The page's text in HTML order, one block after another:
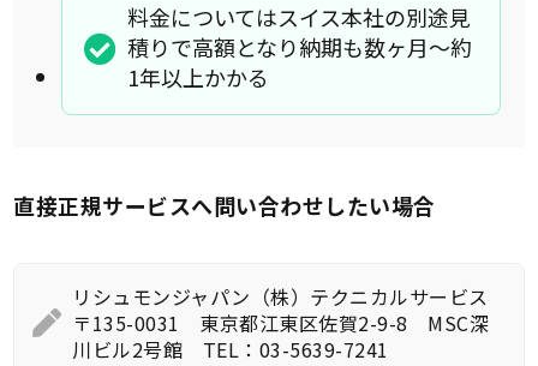
料金についてはスイス本社の別途見
積りで高額となり納期も数ヶ月～約
1年以上かかる
直接正規サービスへ問い合わせしたい場合
リシュモンジャパン（株）テクニカルサービス
〒135-0031 東京都江東区佐賀2-9-8 MSC深
川ビル2号館 TEL：03-5639-7241